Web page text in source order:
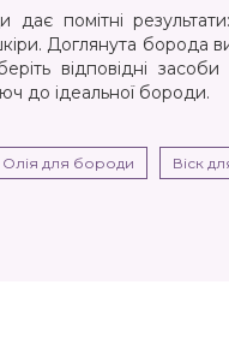
помітні
Доглянута борода
відповідні
до ідеальної бороди.
Олія для бороди Віск